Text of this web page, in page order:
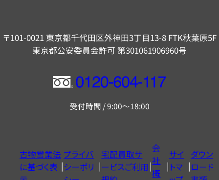
〒101-0021 東京都千代田区外神田3丁目13-8 FTK秋葉原5F
東京都公安委員会許可 第301061906960号
フ
ー
ヤ
ル
受付時間 / 9:00～18:00
古物営業法
に基づく表
プライバ
シーポリ
宅配買取サ
ービスご利用
会
社
概
サイ
トマ
ダウン
ロード